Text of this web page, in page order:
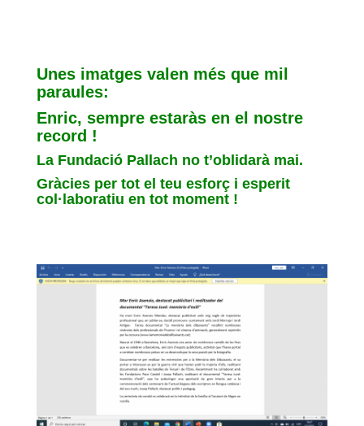
Unes imatges valen més que mil
paraules:
Enric, sempre estaràs en el nostre
record !
La Fundació Pallach no t’oblidarà mai.
Gràcies per tot el teu esforç i esperit
col·laboratiu en tot moment !